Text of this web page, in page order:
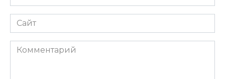
*
Сайт
Комментарий